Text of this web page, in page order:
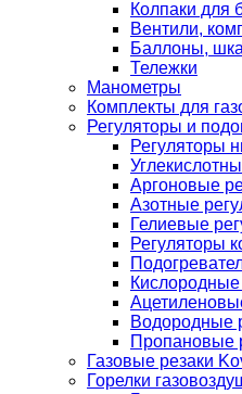
Колпаки для
Вентили,
Баллоны,
Тележки
Манометры
Комплекты для
Регуляторы и
Регуляторы
Аргоновые
Азотные
Гелиевые
Регуляторы
Водородные
Пропановые
Газовые резаки
Горелки